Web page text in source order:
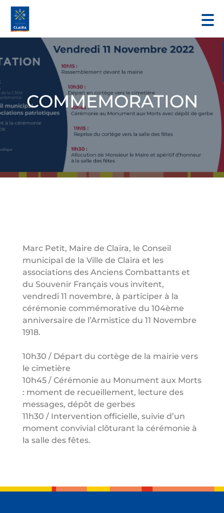
COMMEMORATION
Marc Petit, Maire de Claira, le Conseil
municipal de la Ville de Claira et les
associations des Anciens Combattants et
du Souvenir Français vous invitent,
vendredi 11 novembre, à participer à la
cérémonie commémorative du 104ème
anniversaire de l’Armistice du 11 Novembre
1918.
10h30 / Départ du cortège de la mairie vers
le cimetière
10h45 / Cérémonie au Monument aux Morts
: moment de recueillement, lecture des
messages, dépôt de gerbes
11h30 / Intervention officielle, suivie d’un
moment convivial clôturant la cérémonie à
la salle des fêtes.